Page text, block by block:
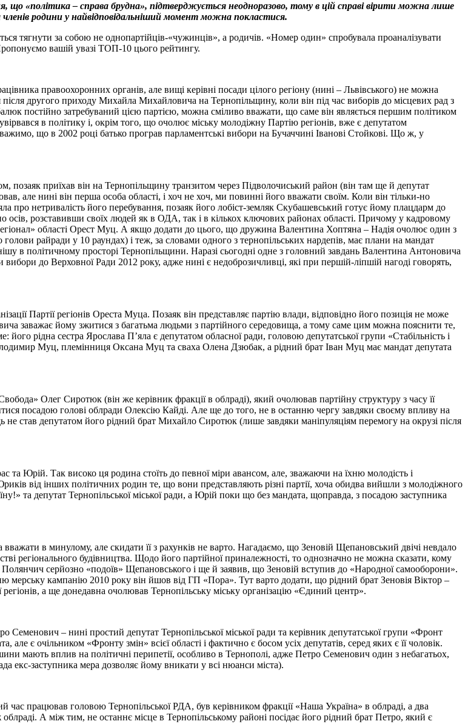
що «політика – справа брудна», підтверджується неодноразово, тому в цій справі вірити можна лише
родини у найвідповідальніший момент можна покластися.
тягнути за собою не однопартійців-«чужинців», а родичів. «Номер один» спробувала проаналізувати
вашій увазі ТОП-10 цього рейтингу.
правоохоронних органів, але вищі керівні посади цілого регіону (нині – Львівського) не можна
другого приходу Михайла Михайловича на Тернопільщину, коли він під час виборів до місцевих рад з
постійно затребуваний цією партією, можна сміливо вважати, що саме він являється першим політиком
в політику і, окрім того, що очолює міську молодіжну Партію регіонів, вже є депутатом
що в 2002 році батько програв парламентські вибори на Бучаччині Іванові Стойкові. Що ж, у
позаяк приїхав він на Тернопільщину транзитом через Підволочиський район (він там ще й депутат
але нині він перша особа області, і хоч не хоч, ми повинні його вважати своїм. Коли він тільки-но
про нетривалість його перебування, позаяк його лобіст-земляк Скубашевський готує йому плацдарм до
осів, розставивши своїх людей як в ОДА, так і в кількох ключових районах області. Причому у кадровому
області Орест Муц. А якщо додати до цього, що дружина Валентина Хоптяна – Надія очолює один з
райради у 10 раундах) і теж, за словами одного з тернопільських нардепів, має плани на мандат
в політичному просторі Тернопільщини. Наразі сьогодні одне з головний завдань Валентина Антоновича
до Верховної Ради 2012 року, адже нині є недоброзичливці, які при першій-ліпшій нагоді говорять,
Партії регіонів Ореста Муца. Позаяк він представляє партію влади, відповідно його позиція не може
заважає йому зжитися з багатьма людьми з партійного середовища, а тому саме цим можна пояснити те,
рідна сестра Ярослава П’яла є депутатом обласної ради, головою депутатської групи «Стабільність і
Муц, племінниця Оксана Муц та сваха Олена Дзюбак, а рідний брат Іван Муц має мандат депутата
Олег Сиротюк (він же керівник фракції в облраді), який очолював партійну структуру з часу її
посадою голові облради Олексію Кайді. Але ще до того, не в останню чергу завдяки своєму впливу на
не став депутатом його рідний брат Михайло Сиротюк (лише завдяки маніпуляціям перемогу на окрузі після
Юрій. Так високо ця родина стоїть до певної міри авансом, але, зважаючи на їхню молодість і
від інших політичних родин те, що вони представляють різні партії, хоча обидва вийшли з молодіжного
та депутат Тернопільської міської ради, а Юрій поки що без мандата, щоправда, з посадою заступника
в минулому, але скидати її з рахунків не варто. Нагадаємо, що Зеновій Щепановський двічі невдало
регіонального будівництва. Щодо його партійної приналежності, то однозначно не можна сказати, кому
серйозно «подоїв» Щепановського і ще й заявив, що Зеновій вступив до «Народної самооборони».
мерську кампанію 2010 року він йшов від ГП «Пора». Тут варто додати, що рідний брат Зеновія Віктор –
а ще донедавна очолював Тернопільську міську організацію «Єдиний центр».
– нині простий депутат Тернопільської міської ради та керівник депутатської групи «Фронт
є очільником «Фронту змін» всієї області і фактично є босом усіх депутатів, серед яких є її чоловік.
мають вплив на політичні перипетії, особливо в Тернополі, адже Петро Семенович один з небагатьох,
екс-заступника мера дозволяє йому вникати у всі нюанси міста).
працював головою Тернопільської РДА, був керівником фракції «Наша Україна» в облраді, а два
А між тим, не останнє місце в Тернопільському районі посідає його рідний брат Петро, який є